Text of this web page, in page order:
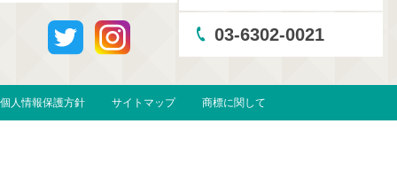
03-6302-0021
個人情報保護方針 サイトマップ 商標に関して